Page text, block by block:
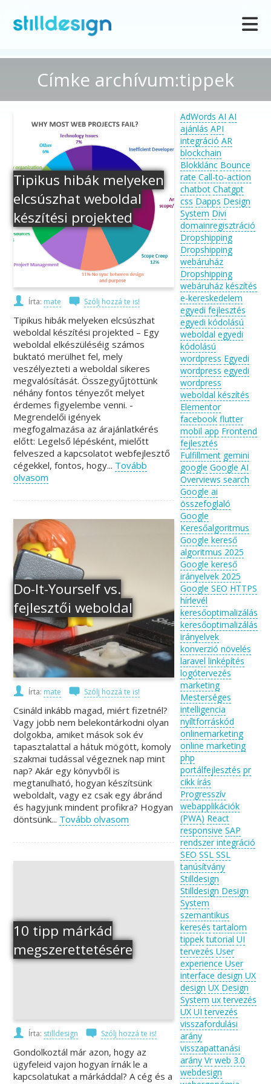
Címke archívum:tippek
Tipikus hibák melyeken
elcsúszhat weboldal
készítési projekted
Írta: mate Szólj hozzá te is!
Tipikus hibák melyeken elcsúszhat
weboldal készítési projekted – Egy
weboldal elkészüléséig számos
buktató merülhet fel, mely
veszélyezteti a weboldal sikeres
megvalósítását. Összegyűjtöttünk
néhány fontos tényezőt melyet
érdemes figyelembe venni. -
Megrendelői igények
megfogalmazása az árajánlatkérés
előtt: Legelső lépésként, mielőtt
felveszed a kapcsolatot webfejlesztő
cégekkel, fontos, hogy... Tovább
olvasom
Do-It-Yourself vs.
fejlesztői weboldal
Írta: mate Szólj hozzá te is!
Csináld inkább magad, miért fizetnél?
Vagy jobb nem belekontárkodni olyan
dolgokba, amiket mások sok év
tapasztalattal a hátuk mögött, komoly
szakmai tudással végeznek nap mint
nap? Akár egy könyvből is
megtanulható, hogyan készítsünk
weboldalt, vagy ez csak egy ábránd
és hagyjunk mindent profikra? Hogyan
döntsünk... Tovább olvasom
10 tipp márkád
megszerettetésére
Írta: stilldesign Szólj hozzá te is!
Gondolkoztál már azon, hogy az
ügyfeleid vajon hogyan írnák le a
kapcsolatukat a márkáddal? A cég és a
AdWords AI AI
ajánlás API
integráció AR
blockchain
Blokklánc Bounce
rate Call-to-action
chatbot Chatgpt
css Dapps Design
System Divi
domainregisztráció
Dropshipping
Dropshipping
webáruház
Dropshipping
webáruház készítés
e-kereskedelem
egyedi fejlesztés
egyedi kódolású
weboldal egyedi
kódolású
wordpress Egyedi
wordpress egyedi
wordpress
weboldal készítés
Elementor
facebook flutter
mobil app Frontend
fejlesztés
Fulfillment gemini
google Google AI
Overviews search
Google ai
összefoglaló
Google
Keresőalgoritmus
Google kereső
algoritmus 2025
Google kereső
irányelvek 2025
Google SEO HTTPS
hírlevél
keresőoptimalizálás
keresőoptimalizálás
irányelvek
konverzió növelés
laravel linképítés
logótervezés
marketing
Mesterséges
intelligencia
nyíltforráskód
onlinemarketing
online marketing
php
portálfejlesztés pr
cikk írás
Progresszív
webapplikációk
(PWA) React
responsive SAP
rendszer integráció
SEO SSL SSL
tanúsítvány
Stilldesign
Stilldesign Design
System
szemantikus
keresés tartalom
tippek tutorial UI
tervezés User
experience User
interface design UX
design UX Design
System ux tervezés
UX UI tervezés
visszafordulási
arány
visszapattanási
arány Vr web 3.0
webdesign